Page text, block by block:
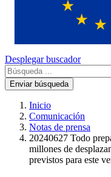
Desplegar buscador
Enviar búsqueda
Inicio
Comunicación
Notas de prensa
20240627 Todo
millones de
previstos para este